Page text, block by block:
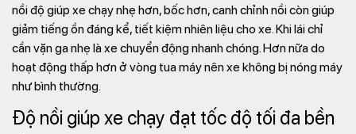
nồi độ giúp xe chạy nhẹ hơn, bốc hơn, canh chỉnh nồi còn giúp
giảm tiếng ồn đáng kể, tiết kiệm nhiên liệu cho xe. Khi lái chỉ
cần vặn ga nhẹ là xe chuyển động nhanh chóng. Hơn nữa do
hoạt động thấp hơn ở vòng tua máy nên xe không bị nóng máy
như bình thường.
Độ nồi giúp xe chạy đạt tốc độ tối đa bền